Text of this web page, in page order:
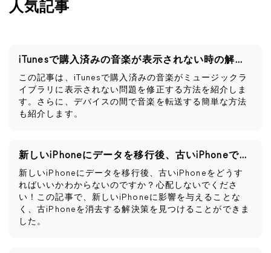
人気記事
iTunesで購入済みの音楽が表示されない時の解決策
この記事は、iTunesで購入済みの音楽がミュージックラ
イブラリに表示されない問題を修正する方法を紹介しま
す。さらに、デバイスの間で音楽を転送する簡単な方法
も紹介します。
新しいiPhoneにデータを移行後、古いiPhoneですべきこと
新しいiPhoneにデータを移行後、古いiPhoneをどうす
ればいいかわからないのですか？心配しないでくださ
い！この記事で、新しいiPhoneに影響を与えることな
く、古iPhoneを消去する解決策を見つけることができま
した。